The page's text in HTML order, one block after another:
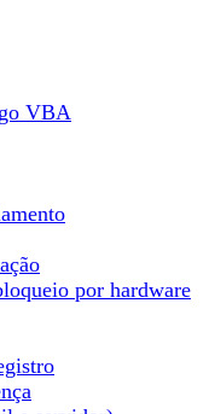
VBA
por hardware